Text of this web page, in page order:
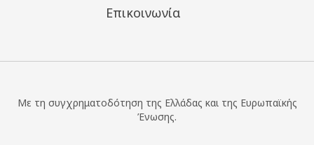
Επικοινωνία
Με τη συγχρηματοδότηση της Ελλάδας και της Ευρωπαϊκής
Ένωσης.